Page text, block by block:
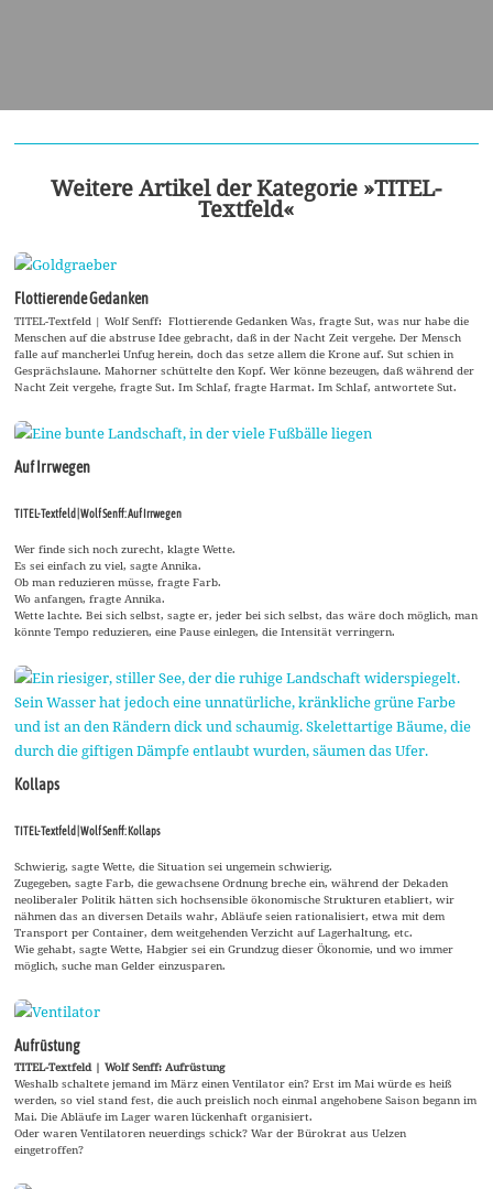
Weitere Artikel der Kategorie »TITEL-
Textfeld«
Flottierende Gedanken
TITEL-Textfeld | Wolf Senff: Flottierende Gedanken Was, fragte Sut, was nur habe die
Menschen auf die abstruse Idee gebracht, daß in der Nacht Zeit vergehe. Der Mensch
falle auf mancherlei Unfug herein, doch das setze allem die Krone auf. Sut schien in
Gesprächslaune. Mahorner schüttelte den Kopf. Wer könne bezeugen, daß während der
Nacht Zeit vergehe, fragte Sut. Im Schlaf, fragte Harmat. Im Schlaf, antwortete Sut.
Auf Irrwegen
TITEL-Textfeld | Wolf Senff: Auf Irrwegen
Wer finde sich noch zurecht, klagte Wette.
Es sei einfach zu viel, sagte Annika.
Ob man reduzieren müsse, fragte Farb.
Wo anfangen, fragte Annika.
Wette lachte. Bei sich selbst, sagte er, jeder bei sich selbst, das wäre doch möglich, man
könnte Tempo reduzieren, eine Pause einlegen, die Intensität verringern.
Kollaps
TITEL-Textfeld | Wolf Senff: Kollaps
Schwierig, sagte Wette, die Situation sei ungemein schwierig.
Zugegeben, sagte Farb, die gewachsene Ordnung breche ein, während der Dekaden
neoliberaler Politik hätten sich hochsensible ökonomische Strukturen etabliert, wir
nähmen das an diversen Details wahr, Abläufe seien rationalisiert, etwa mit dem
Transport per Container, dem weitgehenden Verzicht auf Lagerhaltung, etc.
Wie gehabt, sagte Wette, Habgier sei ein Grundzug dieser Ökonomie, und wo immer
möglich, suche man Gelder einzusparen.
Aufrüstung
TITEL-Textfeld | Wolf Senff: Aufrüstung
Weshalb schaltete jemand im März einen Ventilator ein? Erst im Mai würde es heiß
werden, so viel stand fest, die auch preislich noch einmal angehobene Saison begann im
Mai. Die Abläufe im Lager waren lückenhaft organisiert.
Oder waren Ventilatoren neuerdings schick? War der Bürokrat aus Uelzen
eingetroffen?